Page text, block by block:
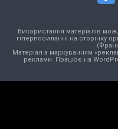
Використання матеріалів
гіперпосиланні на сторінку
Матеріал з маркуванням
реклами. Працює на